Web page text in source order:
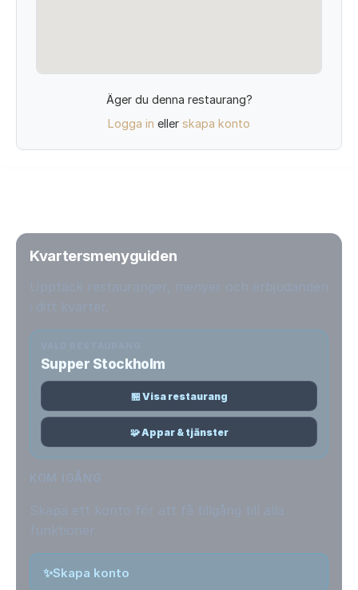
Äger du denna restaurang?
Logga in eller skapa konto
Kvartersmenyguiden
Supper Stockholm
🏪 Visa restaurang
🧩 Appar & tjänster
✨Skapa konto